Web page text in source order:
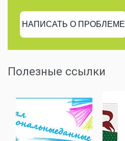
НАПИСАТЬ О ПРОБЛЕМЕ
Полезные ссылки